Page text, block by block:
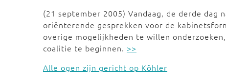
(21 september 2005) Vandaag, de derde dag
oriënterende gesprekken voor de
overige mogelijkheden te willen
coalitie te beginnen. >>
Alle ogen zijn gericht op Köhler